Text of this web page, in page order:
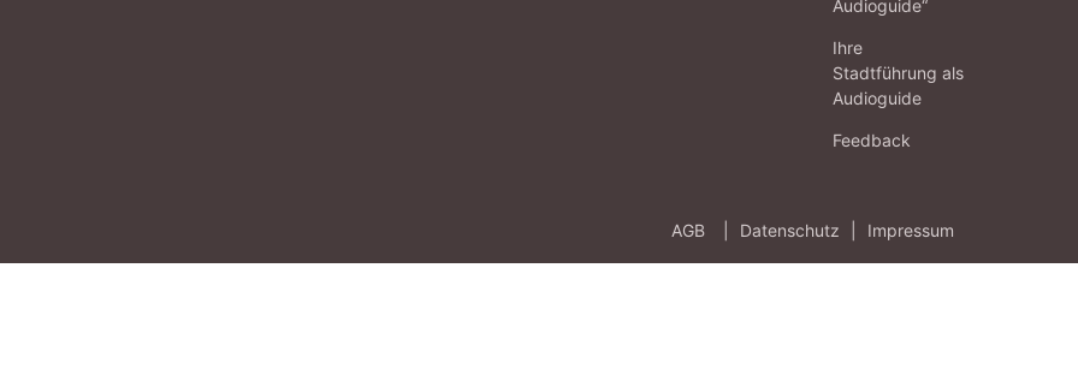
Audioguide“
Ihre
Stadtführung als
Audioguide
Feedback
AGB Datenschutz Impressum